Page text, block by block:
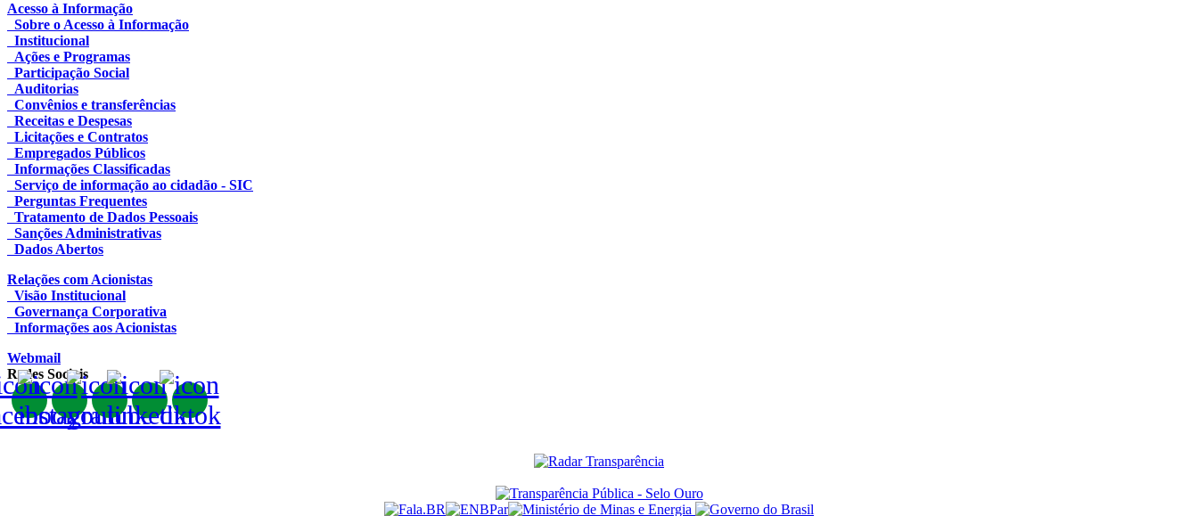
Acesso à Informação
Sobre o Acesso à Informação
Institucional
Ações e Programas
Participação Social
Auditorias
Convênios e transferências
Receitas e Despesas
Licitações e Contratos
Empregados Públicos
Informações Classificadas
Serviço de informação ao cidadão - SIC
Perguntas Frequentes
Tratamento de Dados Pessoais
Sanções Administrativas
Dados Abertos
Relações com Acionistas
Visão Institucional
Governança Corporativa
Informações aos Acionistas
Webmail
Redes Sociais